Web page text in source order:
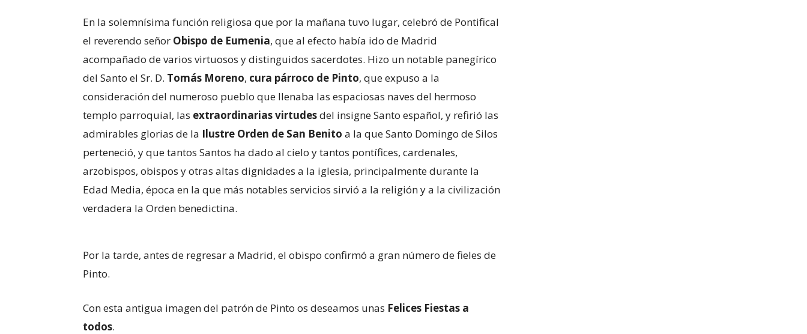
En la solemnísima función religiosa que por la mañana tuvo lugar, celebró de Pontifical
el reverendo señor Obispo de Eumenia, que al efecto había ido de Madrid
acompañado de varios virtuosos y distinguidos sacerdotes. Hizo un notable panegírico
del Santo el Sr. D. Tomás Moreno, cura párroco de Pinto, que expuso a la
consideración del numeroso pueblo que llenaba las espaciosas naves del hermoso
templo parroquial, las extraordinarias virtudesdel insigne Santo español, y refirió las
admirables glorias de la Ilustre Orden de San Benito a la que Santo Domingo de Silos
perteneció, y que tantos Santos ha dado al cielo y tantos pontífices, cardenales,
arzobispos, obispos y otras altas dignidades a la iglesia, principalmente durante la
Edad Media, época en la que más notables servicios sirvió a la religión y a la civilización
verdadera la Orden benedictina.
Por la tarde, antes de regresar a Madrid, el obispo confirmó a gran número de fieles de
Pinto.
Con esta antigua imagen del patrón de Pinto os deseamos unas Felices Fiestas a
todos.